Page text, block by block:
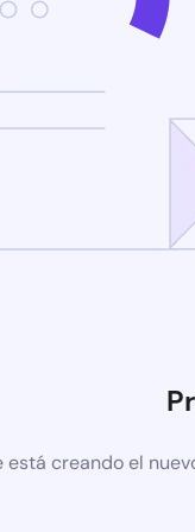
está creando el